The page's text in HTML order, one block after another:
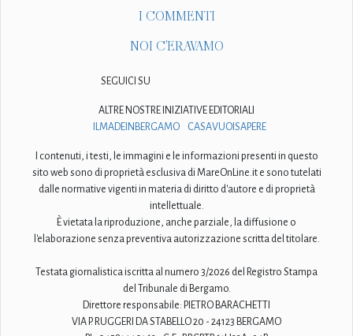
I COMMENTI
NOI C'ERAVAMO
SEGUICI SU
ALTRE NOSTRE INIZIATIVE EDITORIALI
ILMADEINBERGAMO
CASAVUOISAPERE
I contenuti, i testi, le immagini e le informazioni presenti in questo
sito web sono di proprietà esclusiva di MareOnLine.it e sono tutelati
dalle normative vigenti in materia di diritto d'autore e di proprietà
intellettuale.
È vietata la riproduzione, anche parziale, la diffusione o
l'elaborazione senza preventiva autorizzazione scritta del titolare.
Testata giornalistica iscritta al numero 3/2026 del Registro Stampa
del Tribunale di Bergamo.
Direttore responsabile: PIETRO BARACHETTI
VIA P. RUGGERI DA STABELLO 20 - 24123 BERGAMO